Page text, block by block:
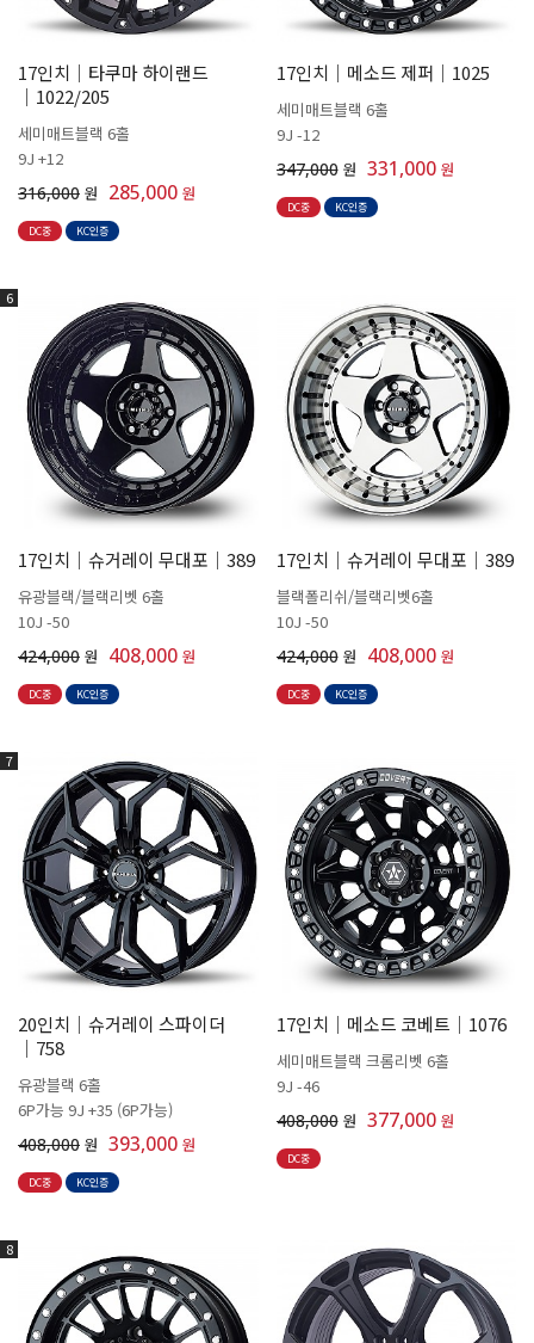
17인치│타쿠마 하이랜드
│1022/205
세미매트블랙 6홀
9J +12
316,000 원 285,000 원
DC중 KC인증
17인치│메소드 제퍼│1025
세미매트블랙 6홀
9J -12
347,000 원 331,000 원
DC중 KC인증
6
17인치│슈거레이 무대포│389
유광블랙/블랙리벳 6홀
10J -50
424,000 원 408,000 원
DC중 KC인증
17인치│슈거레이 무대포│389
블랙폴리쉬/블랙리벳6홀
10J -50
424,000 원 408,000 원
DC중 KC인증
7
20인치│슈거레이 스파이더
│758
유광블랙 6홀
6P가능 9J +35 (6P가능)
408,000 원 393,000 원
DC중 KC인증
17인치│메소드 코베트│1076
세미매트블랙 크롬리벳 6홀
9J -46
408,000 원 377,000 원
DC중
8